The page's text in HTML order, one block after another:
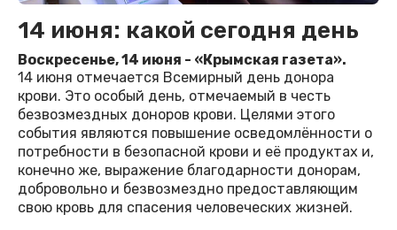
14 июня: какой сегодня день
Воскресенье, 14 июня - «Крымская газета».
14 июня отмечается Всемирный день донора
крови. Это особый день, отмечаемый в честь
безвозмездных доноров крови. Целями этого
события являются повышение осведомлённости о
потребности в безопасной крови и её продуктах и,
конечно же, выражение благодарности донорам,
добровольно и безвозмездно предоставляющим
свою кровь для спасения человеческих жизней.